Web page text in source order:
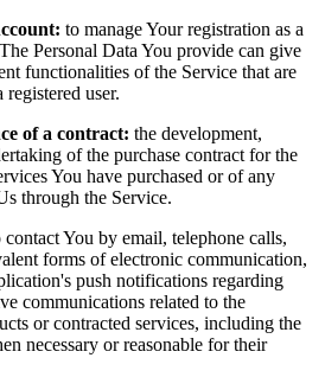
to manage Your registration as a
Personal Data You provide can give
functionalities of the Service that are
registered user.
of a contract: the development,
of the purchase contract for the
You have purchased or of any
through the Service.
contact You by email, telephone calls,
forms of electronic communication,
push notifications regarding
communications related to the
or contracted services, including the
necessary or reasonable for their